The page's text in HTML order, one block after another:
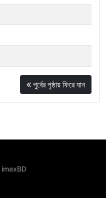
পুর্বের পৃষ্ঠায় ফিরে যান
imaxBD